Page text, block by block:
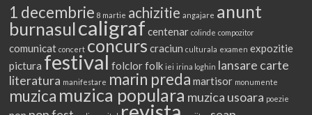
1 decembrie 8 martie achizitie angajare anunt
burnasulcaligraf centenar colinde compozitor
comunicat concert concurs craciun culturala examen expozitie
pictura festival folclorfolk iei irina loghin lansare carte
literatura manifestare marin preda martisor monumente
muzica muzica populara muzica usoara poezie